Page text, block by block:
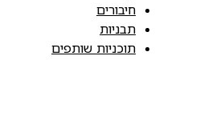
חיבורים
תבניות
תוכניות שותפים